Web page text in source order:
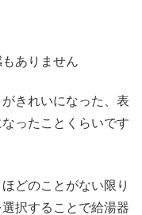
ありません
きれいになった、表
ったことくらいです
どのことがない限り
択することで給湯器